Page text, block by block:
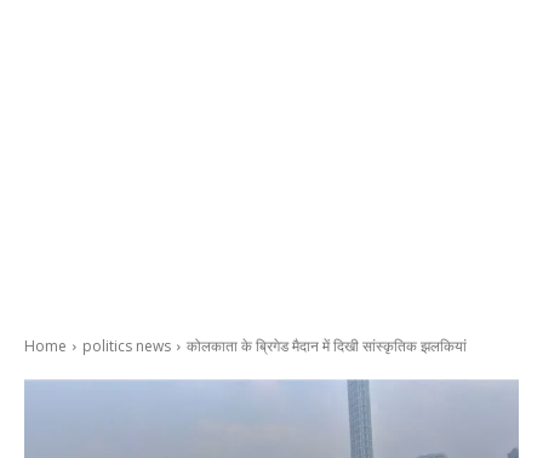
Home politics news कोलकाता के ब्रिगेड मैदान में दिखी सांस्कृतिक झलकियां